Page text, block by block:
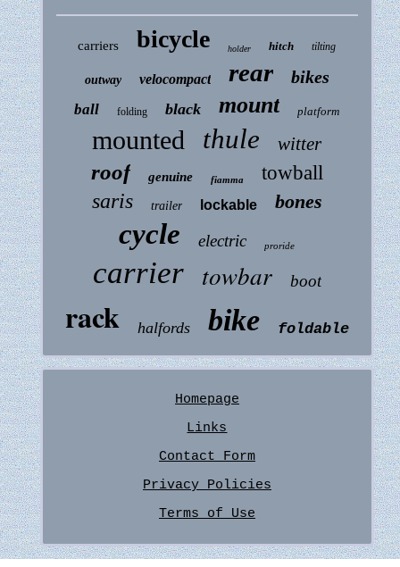
carriers bicycle holder hitch tilting
outway velocompact rear bikes
ball folding black mount platform
mounted thule witter
roof genuine fiamma towball
saris trailer lockable bones
cycle electric proride
carrier towbar boot
rack halfords bike foldable
Homepage
Links
Contact Form
Privacy Policies
Terms of Use